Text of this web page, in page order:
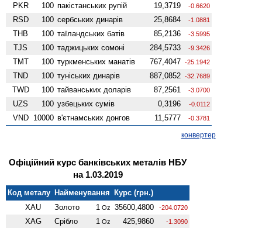
PKR 100 пакістанських рупій 19,3719 -0.6620
RSD 100 сербських динарів 25,8684 -1.0881
THB 100 таїландських батів 85,2136 -3.5995
TJS 100 таджицьких сомоні 284,5733 -9.3426
TMT 100 туркменських манатів 767,4047 -25.1942
TND 100 туніських динарів 887,0852 -32.7689
TWD 100 тайванських доларів 87,2561 -3.0700
UZS 100 узбецьких сумів 0,3196 -0.0112
VND 10000 в'єтнамських донгов 11,5777 -0.3781
конвертер
Офіційний курс банківських металів НБУ
на 1.03.2019
Код металу Найменування Курс (грн.)
XAU
Золото 1 Oz 35600,4800 -204.0720
XAG Срібло 1 Oz 425,9860 -1.3090